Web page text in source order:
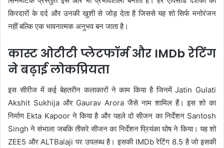
किरदारों के दर्द और उनकी खुशी से जोड़ देता है जिससे यह शो सिर्फ मनोरंजन
नहीं बल्कि एक भावनात्मक अनुभव बन जाता है।
कास्ट ओटीटी प्लेटफॉर्म और IMDb रेटिंग
ने बढ़ाई लोकप्रियता
इस सीरीज में कई बेहतरीन कलाकारों ने काम किया है जिनमेंJatin Gulati
Akshit Sukhijaऔर Gaurav Arora जैसे नाम शामिल हैं। इस शो का
निर्माण Ekta Kapoorने किया है और पहले दो सीजन का निर्देशन Santosh
Singh ने संभाला जबकि तीसरे सीजन का निर्देशन प्रियंका घोष ने किया। यह शो
ZEE5 औरALTBalaji पर उपलब्ध है। इसकी IMDb रेटिंग 8.5 है जो इसकी